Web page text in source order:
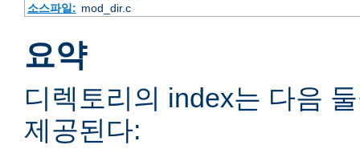
소스파일: mod_dir.c
요약
디렉토리의 index는 다음
제공된다: